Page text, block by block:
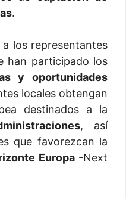
.
los representantes
han participado los
y oportunidades
locales obtengan
destinados a la
, así
que favorezcan la
Europa-Next